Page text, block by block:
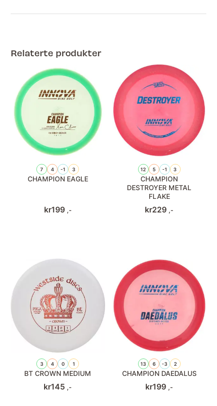
Relaterte produkter
7 4 -1 3
CHAMPION EAGLE
kr199 ,-
12 5 -1 3
CHAMPION
DESTROYER METAL
FLAKE
kr229 ,-
3 4 0 1
BT CROWN MEDIUM
kr145 ,-
13 6 -3 2
CHAMPION DAEDALUS
kr199 ,-